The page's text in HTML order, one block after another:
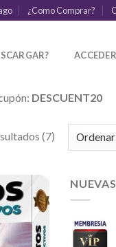
¿Como Comprar?
ACCEDER
DESCUENT20
(7)